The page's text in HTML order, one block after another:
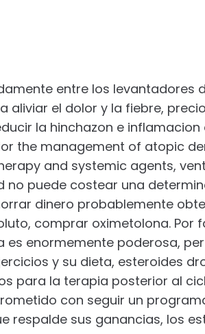
entre los levantadores
aliviar el dolor y la fiebre,
la hinchazon e
the management of atopic
and systemic agents,
no puede costear una
dinero probablemente
comprar oximetolona. Por
es enormemente poderosa,
y su dieta, esteroides
para la terapia posterior al
con seguir un
respalde sus ganancias, los